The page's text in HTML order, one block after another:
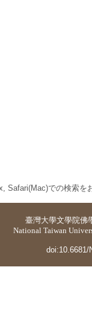
Safari(Mac)での検索を
臺灣大學文學院佛
National Taiwan
doi:10.6681/